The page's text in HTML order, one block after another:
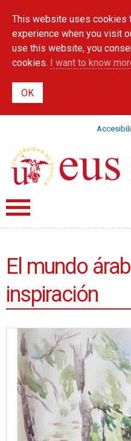
main
content
This website uses cookies
experience when you visit
use this website, you
cookies. I want to know
El mundo
inspiración